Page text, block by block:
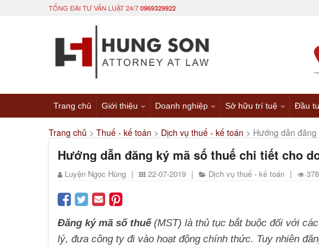
TỔNG ĐÀI TƯ VẤN LUẬT 24/7 0969329922
Trang chủ Giới thiệu Doanh nghiệp Sở hữu trí tuệ Đầu
Trang chủ > Thuế - kế toán > Dịch vụ thuế - kế toán > Hướng dẫn
Hướng dẫn đăng ký mã số thuế chi tiết cho
Luyện Ngọc Hùng | 22-07-2019 | Dịch vụ thuế - kế toán |
Đăng ký mã số thuế (MST) là thủ tục bắt buộc đối với
lý, đưa công ty đi vào hoạt động chính thức. Tuy nhiên